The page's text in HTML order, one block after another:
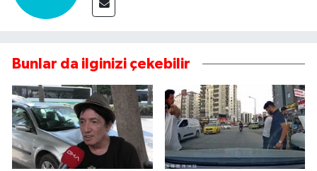
Bunlar da ilginizi çekebilir